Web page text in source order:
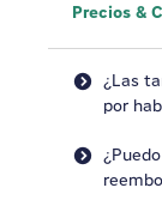
Precios &
¿Las
por